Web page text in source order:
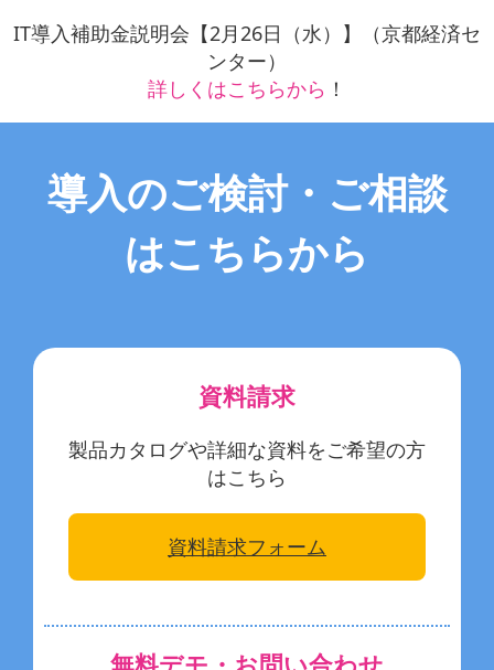
IT導入補助金説明会【2月26日（水）】（京都経済セ
ンター）
詳しくはこちらから ！
導入のご検討・ご相談
はこちらから
資料請求
製品カタログや詳細な資料をご希望の方
はこちら
資料請求フォーム